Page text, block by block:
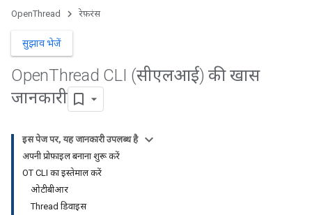
OpenThread रेफ़रंस
सुझाव भेजें
OpenThread CLI (सीएलआई) की खास
जानकारी
इस पेज पर, यह जानकारी उपलब्ध है
अपनी प्रोफ़ाइल बनाना शुरू करें
OT CLI का इस्तेमाल करें
ओटीबीआर
Thread डिवाइस